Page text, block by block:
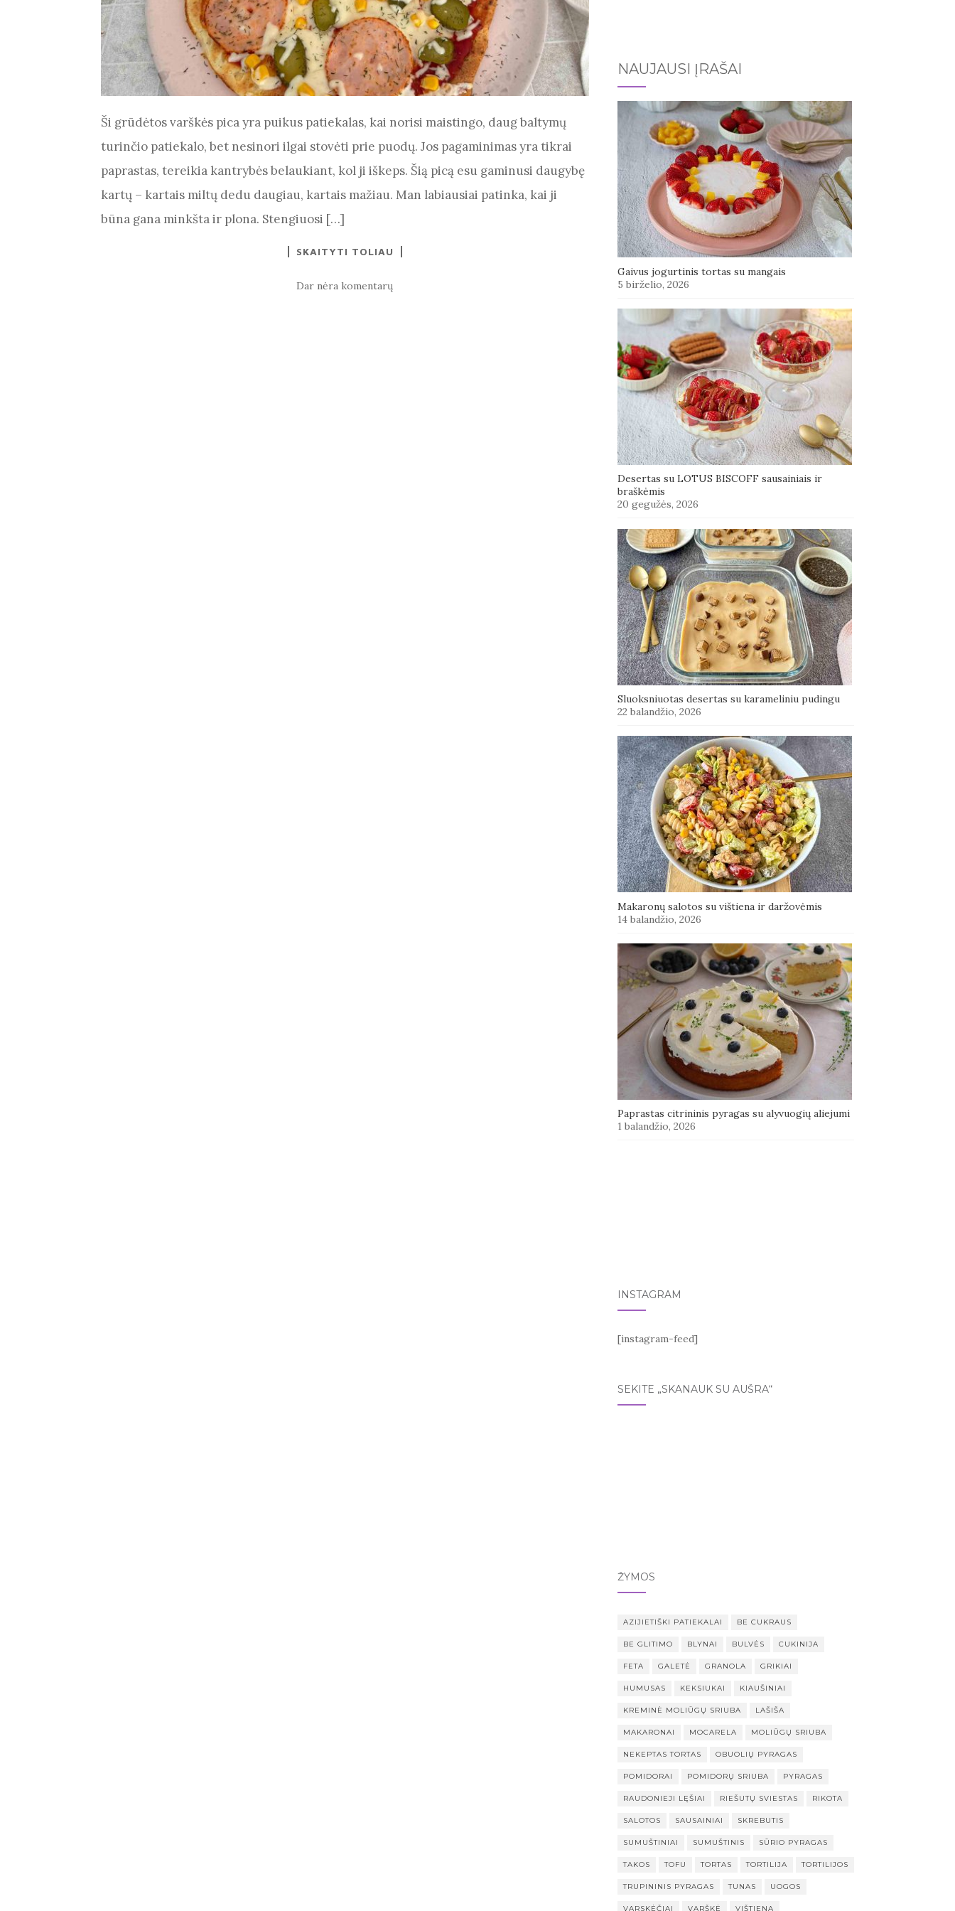
Ši grūdėtos varškės pica yra puikus patiekalas, kai norisi maistingo, daug baltymų
turinčio patiekalo, bet nesinori ilgai stovėti prie puodų. Jos pagaminimas yra tikrai
paprastas, tereikia kantrybės belaukiant, kol ji iškeps. Šią picą esu gaminusi daugybę
kartų – kartais miltų dedu daugiau, kartais mažiau. Man labiausiai patinka, kai ji
būna gana minkšta ir plona. Stengiuosi […]
SKAITYTI TOLIAU
Dar nėra komentarų
NAUJAUSI ĮRAŠAI
Gaivus jogurtinis tortas su mangais
5 birželio, 2026
Desertas su LOTUS BISCOFF sausainiais ir
braškėmis
20 gegužės, 2026
Sluoksniuotas desertas su karameliniu pudingu
22 balandžio, 2026
Makaronų salotos su vištiena ir daržovėmis
14 balandžio, 2026
Paprastas citrininis pyragas su alyvuogių aliejumi
1 balandžio, 2026
INSTAGRAM
[instagram-feed]
SEKITE „SKANAUK SU AUŠRA“
ŽYMOS
AZIJIETIŠKI PATIEKALAI BE CUKRAUS
BE GLITIMO BLYNAI BULVĖS CUKINIJA
FETA GALETĖ GRANOLA GRIKIAI
HUMUSAS KEKSIUKAI KIAUŠINIAI
KREMINĖ MOLIŪGŲ SRIUBA LAŠIŠA
MAKARONAI MOCARELA MOLIŪGŲ SRIUBA
NEKEPTAS TORTAS OBUOLIŲ PYRAGAS
POMIDORAI POMIDORŲ SRIUBA PYRAGAS
RAUDONIEJI LĘŠIAI RIEŠUTŲ SVIESTAS RIKOTA
SALOTOS SAUSAINIAI SKREBUTIS
SUMUŠTINIAI SUMUŠTINIS SŪRIO PYRAGAS
TAKOS TOFU TORTAS TORTILIJA TORTILIJOS
TRUPININIS PYRAGAS TUNAS UOGOS
VARSKĖČIAI VARŠKĖ VIŠTIENA